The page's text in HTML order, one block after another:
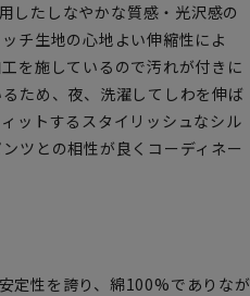
したしなやかな質感・光沢感の
チ生地の心地よい伸縮性によ
を施しているので汚れが付きに
ため、夜、洗濯してしわを伸ば
ットするスタイリッシュなシル
ツとの相性が良くコーディネー
定性を誇り、綿100%でありなが